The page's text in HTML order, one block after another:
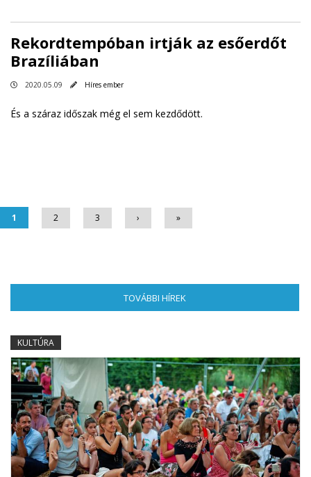
Rekordtempóban irtják az esőerdőt
Brazíliában
2020.05.09 Híres ember
És a száraz időszak még el sem kezdődött.
1 2 3 › »
TOVÁBBI HÍREK
KULTÚRA